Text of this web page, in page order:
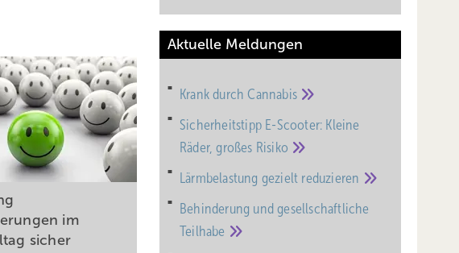
im
sicher
Aktuelle Meldungen
Krank durchCannabis
Sicherheitstipp E-Scooter: Kleine
Räder, großes Risiko
Lärmbelastung gezielt reduzieren
Behinderung und gesell­schaft­liche
Teil­habe